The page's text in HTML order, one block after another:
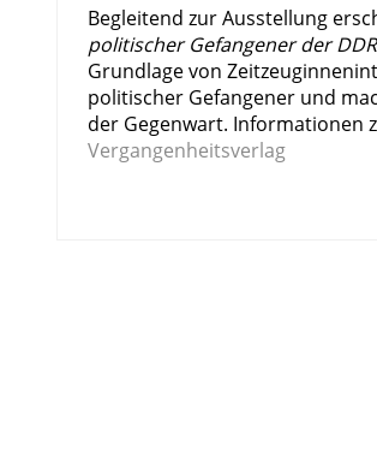
Begleitend zur Ausstellung
politischer Gefangener der
Grundlage von
politischer Gefangener und
der Gegenwart. Informationen
Vergangenheitsverlag